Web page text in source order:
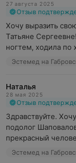
27 августа 2025
Отзыв
Хочу выразить
Татьяне
ногтем, ходила по
Эстемед на
Наталья
28 мая 2025
Отзыв
Здравствуйте.
подолог
прекрасный
Эстемед на